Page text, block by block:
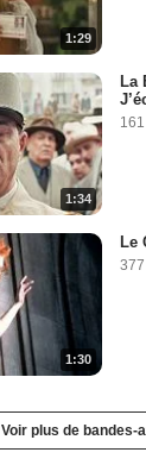
1:29
1:34
La
1:30
Le
Voir plus de bandes-